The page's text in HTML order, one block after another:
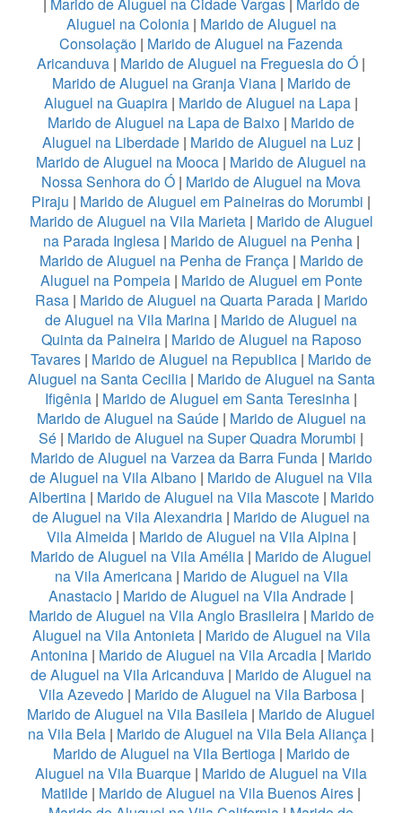
Aluguel na Colonia| Marido de Aluguel na
Consolação | Marido de Aluguel na Fazenda
Aricanduva | Marido de Aluguel na Freguesia do Ó |
Marido de Aluguel na Granja Viana| Marido de
Aluguel na Guapira | Marido de Aluguel na Lapa |
Marido de Aluguel na Lapa de Baixo | Marido de
Aluguel na Liberdade | Marido de Aluguel na Luz|
Marido de Aluguel na Mooca | Marido de Aluguel na
Nossa Senhora do Ó | Marido de Aluguel na Mova
Piraju | Marido de Aluguel em Paineiras do Morumbi |
Marido de Aluguel na Vila Marieta| Marido de Aluguel
na Parada Inglesa | Marido de Aluguel na Penha|
Marido de Aluguel na Penha de França | Marido de
Aluguel na Pompeia| Marido de Aluguel em Ponte
Rasa| Marido de Aluguel na Quarta Parada| Marido
de Aluguel na Vila Marina | Marido de Aluguel na
Quinta da Paineira| Marido de Aluguel na Raposo
Tavares | Marido de Aluguel na Republica | Marido de
Aluguel na Santa Cecilia| Marido de Aluguel na Santa
Ifigênia | Marido de Aluguel em Santa Teresinha |
Marido de Aluguel na Saúde| Marido de Aluguel na
Sé | Marido de Aluguel na Super Quadra Morumbi |
Marido de Aluguel na Varzea da Barra Funda| Marido
de Aluguel na Vila Albano | Marido de Aluguel na Vila
Albertina| Marido de Aluguel na Vila Mascote| Marido
de Aluguel na Vila Alexandria | Marido de Aluguel na
Vila Almeida | Marido de Aluguel na Vila Alpina |
Marido de Aluguel na Vila Amélia | Marido de Aluguel
na Vila Americana| Marido de Aluguel na Vila
Anastacio | Marido de Aluguel na Vila Andrade |
Marido de Aluguel na Vila Anglo Brasileira| Marido de
Aluguel na Vila Antonieta| Marido de Aluguel na Vila
Antonina | Marido de Aluguel na Vila Arcadia | Marido
de Aluguel na Vila Aricanduva | Marido de Aluguel na
Vila Azevedo| Marido de Aluguel na Vila Barbosa|
Marido de Aluguel na Vila Basileia | Marido de Aluguel
na Vila Bela | Marido de Aluguel na Vila Bela Aliança |
Marido de Aluguel na Vila Bertioga| Marido de
Aluguel na Vila Buarque | Marido de Aluguel na Vila
Matilde | Marido de Aluguel na Vila Buenos Aires |